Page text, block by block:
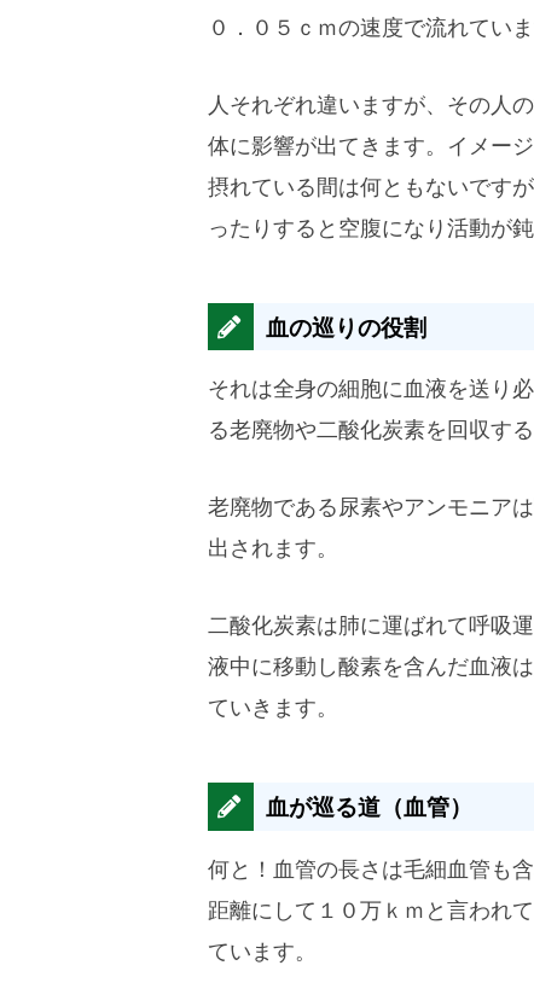
０．０５ｃｍの速度で流れていま
人それぞれ違いますが、その人
体に影響が出てきます。イメー
摂れている間は何ともないです
ったりすると空腹になり活動が
血の巡りの役割
それは全身の細胞に血液を送り
る老廃物や二酸化炭素を回収する
老廃物である尿素やアンモニア
出されます。
二酸化炭素は肺に運ばれて呼吸
液中に移動し酸素を含んだ血液
ていきます。
血が巡る道（血管）
何と！血管の長さは毛細血管も
距離にして１０万ｋｍと言われ
ています。